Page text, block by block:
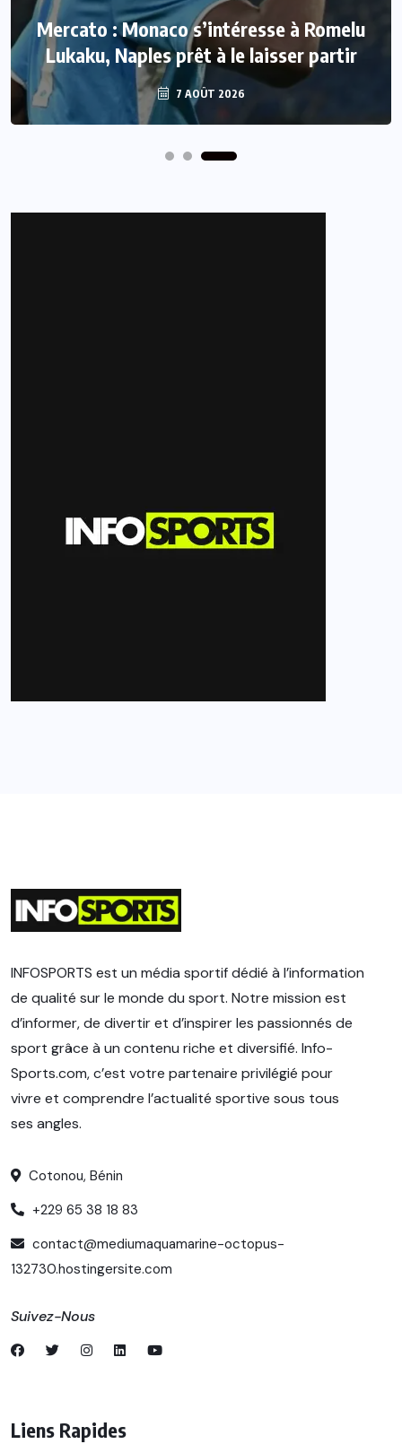
Mercato : Monaco s’intéresse à Romelu
Lukaku, Naples prêt à le laisser partir
7 AOÛT 2026
INFOSPORTS est un média sportif dédié à l’information
de qualité sur le monde du sport. Notre mission est
d’informer, de divertir et d’inspirer les passionnés de
sport grâce à un contenu riche et diversifié. Info-
Sports.com, c’est votre partenaire privilégié pour
vivre et comprendre l’actualité sportive sous tous
ses angles.
Cotonou, Bénin
+229 65 38 18 83
contact@mediumaquamarine-octopus-
132730.hostingersite.com
Suivez-Nous
Liens Rapides